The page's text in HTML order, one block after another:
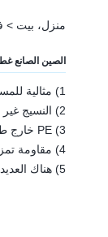
منزل، بيت >
الصين الصانع
1) مثالية للمستشفيات.
2) النسيج غير المنسوجة من الطبقة الداخلية الزرقاء هو ذو قدرة امتصاص عالية للماء.
3) PE خارج طبقة Microporous هي وظيفة مضادة للماء بنسبة 100 ٪. تنفس. ناعم.
4) مقاومة تمزق قوية ، تحمل وزن 150kgs. يمكنك استخدام المريض نقل غطاء السرير.
5) هناك العديد من الألوان لاختيارك: الأبيض والأزرق والأخضر والأصفر ..... الخ.